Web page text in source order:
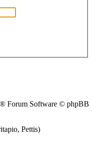
® Forum Software © phpBB
Pettis)